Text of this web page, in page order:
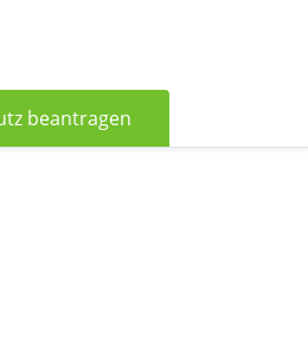
beantragen